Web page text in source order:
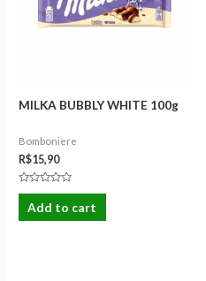
MILKA BUBBLY WHITE 100g
Bomboniere
R$15,90
Rated
out
of
Add to cart